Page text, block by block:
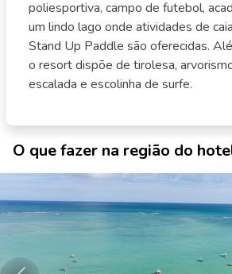
poliesportiva, campo de futebol,
um lindo lago onde atividades de
Stand Up Paddle são oferecidas.
o resort dispõe de tirolesa,
escalada e escolinha de surfe.
O que fazer na região do